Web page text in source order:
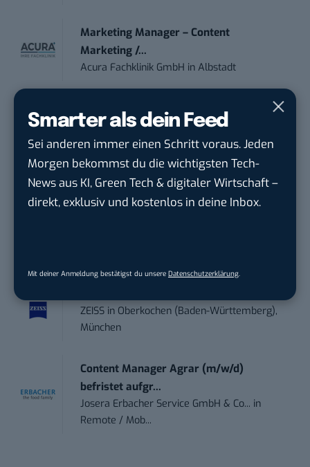
Smarter als dein Feed
Sei anderen immer einen Schritt voraus. Jeden
Morgen bekommst du die wichtigsten Tech-
News aus KI, Green Tech & digitaler Wirtschaft –
direkt, exklusiv und kostenlos in deine Inbox.
Mit deiner Anmeldung bestätigst du unsere Datenschutzerklärung
Marketing Manager – Content
Marketing /...
Acura Fachklinik GmbH inAlbstadt
Content Marketing Specialist Product &
Te...
Ferdinand Bilstein GmbH & Co. KGin
Ennepetal
Sales-Manager (m/w/d) Online-
ZEISS in Oberkochen (Baden-Württemberg),
München
Content Manager Agrar (m/w/d)
befristet aufgr...
Josera Erbacher Service GmbH & Co... in
Remote / Mob...